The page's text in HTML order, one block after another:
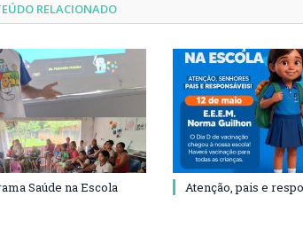
RELACIONADO
Saúde na Escola Atenção, pais e